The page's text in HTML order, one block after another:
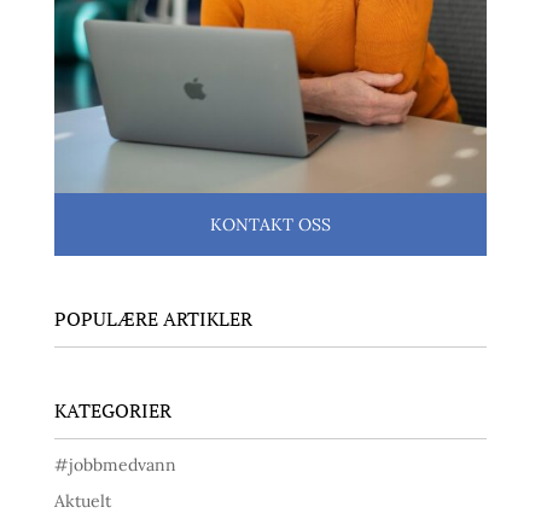
KONTAKT OSS
POPULÆRE ARTIKLER
KATEGORIER
#jobbmedvann
Aktuelt